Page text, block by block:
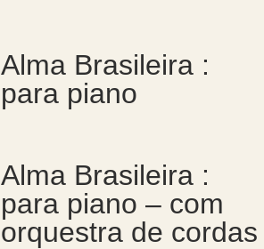
Alma Brasileira :
para piano
Alma Brasileira :
para piano – com
orquestra de cordas